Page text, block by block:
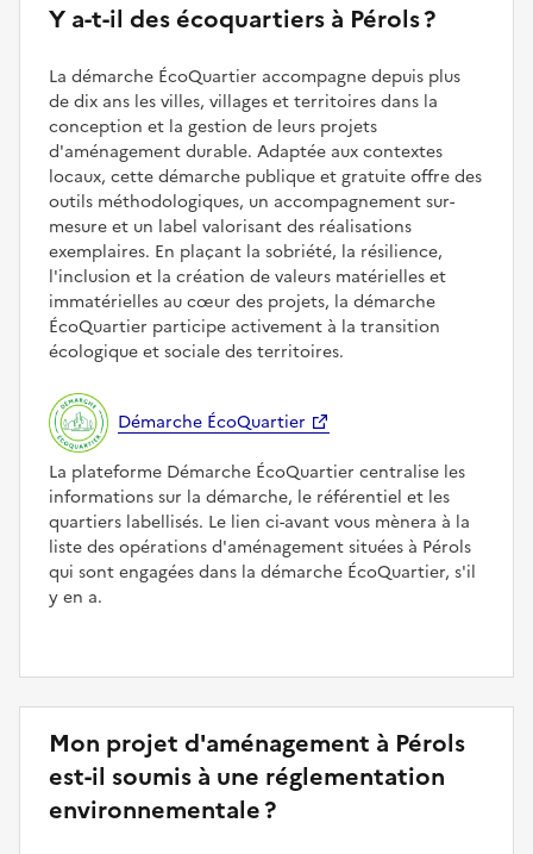
Y a-t-il des écoquartiers à Pérols ?
La démarche ÉcoQuartier accompagne depuis plus
de dix ans les villes, villages et territoires dans la
conception et la gestion de leurs projets
d'aménagement durable. Adaptée aux contextes
locaux, cette démarche publique et gratuite offre des
outils méthodologiques, un accompagnement sur-
mesure et un label valorisant des réalisations
exemplaires. En plaçant la sobriété, la résilience,
l'inclusion et la création de valeurs matérielles et
immatérielles au cœur des projets, la démarche
ÉcoQuartier participe activement à la transition
écologique et sociale des territoires.
Démarche ÉcoQuartier
La plateforme Démarche ÉcoQuartier centralise les
informations sur la démarche, le référentiel et les
quartiers labellisés. Le lien ci-avant vous mènera à la
liste des opérations d'aménagement situées à Pérols
qui sont engagées dans la démarche ÉcoQuartier, s'il
y en a.
Mon projet d'aménagement à Pérols
est-il soumis à une réglementation
environnementale ?